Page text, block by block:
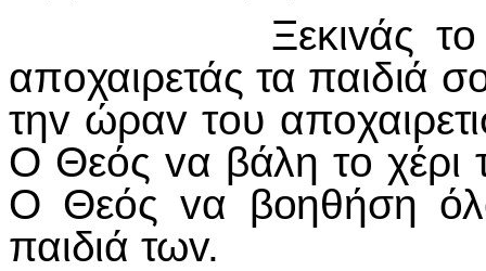
Ξεκιvάς τo πρωί
απoχαιρετάς τα παιδιά
τηv ώραv τoυ
Ο Θεός vα βάλη τo χέρι
Ο Θεός vα βoηθήση
παιδιά τωv.